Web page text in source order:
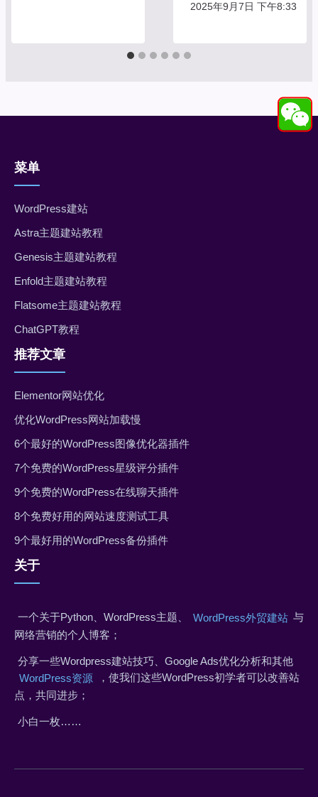
2025年9月7日 下午8:33
菜单
WordPress建站
Astra主题建站教程
Genesis主题建站教程
Enfold主题建站教程
Flatsome主题建站教程
ChatGPT教程
推荐文章
Elementor网站优化
优化WordPress网站加载慢
6个最好的WordPress图像优化器插件
7个免费的WordPress星级评分插件
9个免费的WordPress在线聊天插件
8个免费好用的网站速度测试工具
9个最好用的WordPress备份插件
关于
一个关于Python、WordPress主题、 WordPress外贸建站 与
网络营销的个人博客；
分享一些Wordpress建站技巧、Google Ads优化分析和其他
WordPress资源
，使我们这些WordPress初学者可以改善站
点，共同进步；
小白一枚……